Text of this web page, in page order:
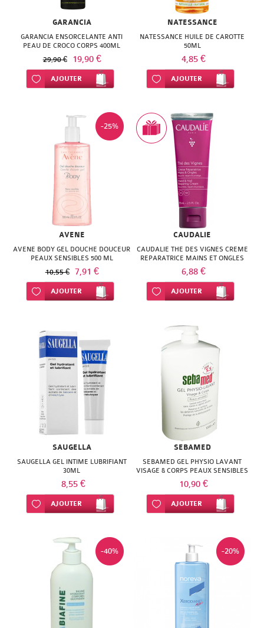
PEDIAKID
PHARMANORD
PHYTEA
SUPER
DIET
URGO
NATURESYSTEM
NUTRISANTE
PHYTAROMASOL
AROMS
WELEDA
GARANCIA
GARANCIA ENSORCELANTE ANTI
PEAU DE CROCO CORPS 400ML
29,90 € 19,90 €
Ajouter à ma liste d’envie
AJOUTER
NATESSANCE
NATESSANCE HUILE DE CAROTTE
50ML
4,85 €
Ajouter à ma liste d’envie
AJOUTER
-25%
AVENE
AVENE BODY GEL DOUCHE DOUCEUR
PEAUX SENSIBLES 500 ML
10,55 € 7,91 €
Ajouter à ma liste d’envie
AJOUTER
CAUDALIE
CAUDALIE THE DES VIGNES CREME
REPARATRICE MAINS ET ONGLES
75ML
6,88 €
Ajouter à ma liste d’envie
AJOUTER
SAUGELLA
SAUGELLA GEL INTIME LUBRIFIANT
30ML
8,55 €
Ajouter à ma liste d’envie
AJOUTER
SEBAMED
SEBAMED GEL PHYSIO LAVANT
VISAGE & CORPS PEAUX SENSIBLES
1L
10,90 €
Ajouter à ma liste d’envie
AJOUTER
-40% -20%